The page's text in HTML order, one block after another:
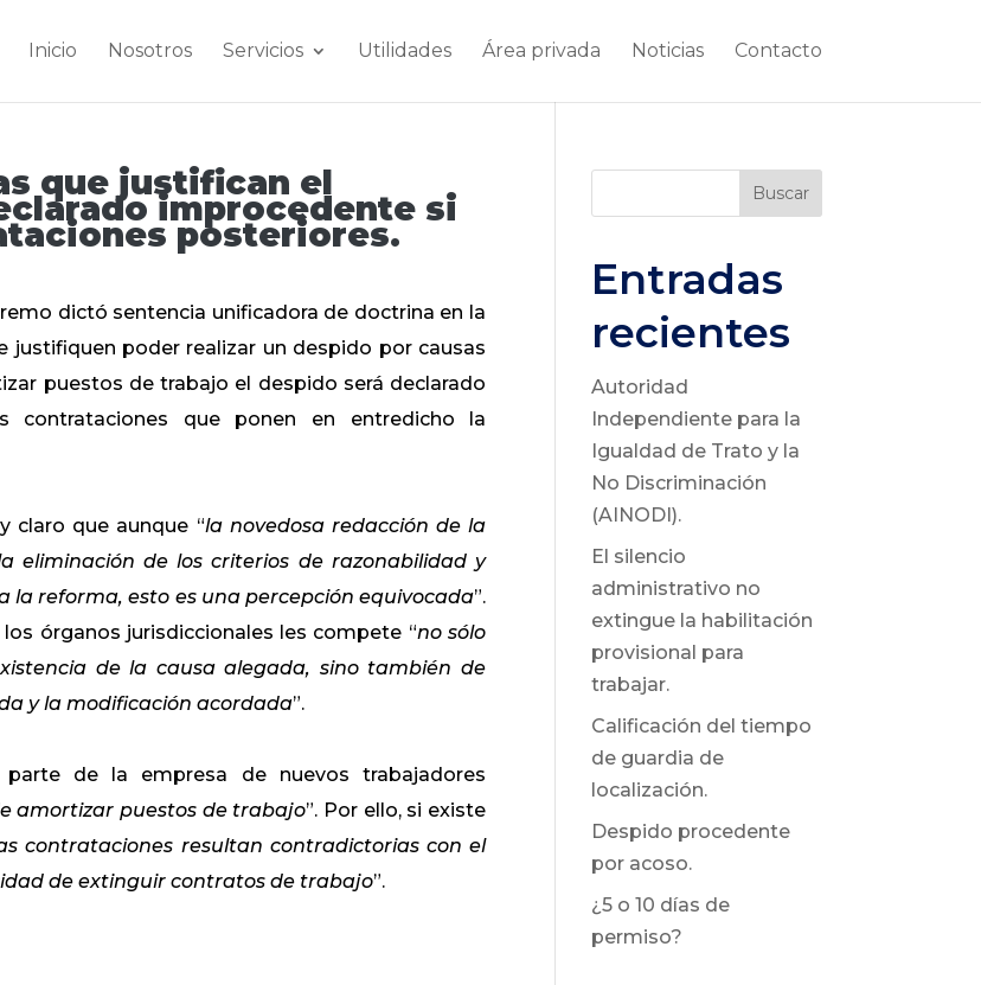
Inicio Nosotros Servicios Utilidades Área privada Noticias Contacto
que justifican el
improcedente si
posteriores.
dictó sentencia unificadora de doctrina en la
justifiquen poder realizar un despido por causas
puestos de trabajo el despido será declarado
contrataciones que ponen en entredicho la
claro que aunque “la novedosa redacción de la
eliminación de los criterios de razonabilidad y
reforma, esto es una percepción equivocada”.
órganos jurisdiccionales les compete “no sólo
de la causa alegada, sino también de
y la modificación acordada”.
de la empresa de nuevos trabajadores
amortizar puestos de trabajo”. Por ello, si existe
contrataciones resultan contradictorias con el
de extinguir contratos de trabajo”.
Buscar
Entradas
recientes
Autoridad
Independiente para la
Igualdad de Trato y la
No Discriminación
(AINODI).
El silencio
administrativo no
extingue la habilitación
provisional para
trabajar.
Calificación del tiempo
de guardia de
localización.
Despido procedente
por acoso.
¿5 o 10 días de
permiso?